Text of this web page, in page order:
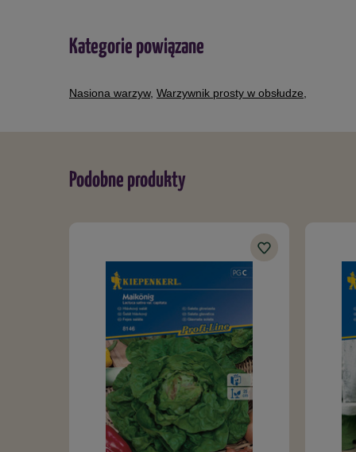
Kategorie powiązane
Nasiona warzyw, Warzywnik prosty w obsłudze
Podobne produkty